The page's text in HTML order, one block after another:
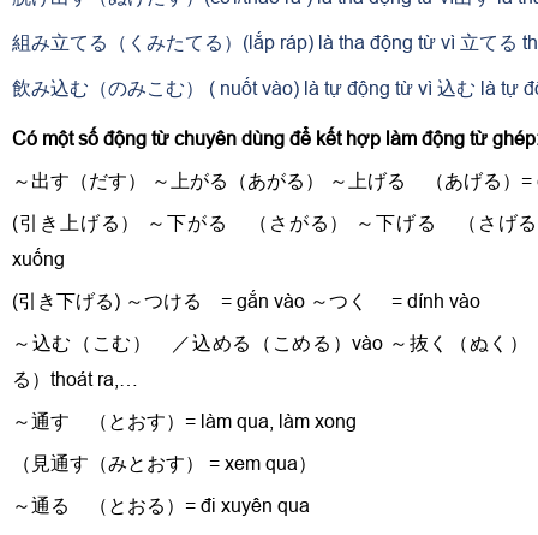
組み立てる（くみたてる）(lắp ráp) là tha động từ vì 立てる
飲み込む（のみこむ） ( nuốt vào) là tự động từ vì 込む là tự
Có một số động từ chuyên dùng để kết hợp làm động từ
～出す（だす） ～上がる（あがる） ～上げる （あげる）=
(引き上げる） ～下がる （さがる） ～下げる （さげる
xuống
(引き下げる) ～つける = gắn vào ～つく = dính vào
～込む（こむ） ／込める（こめる）vào ～抜く（ぬく
る）thoát ra,…
～通す （とおす）= làm qua, làm xong
（ 見通す（みとおす） = xem qua）
～通る （とおる）= đi xuyên qua